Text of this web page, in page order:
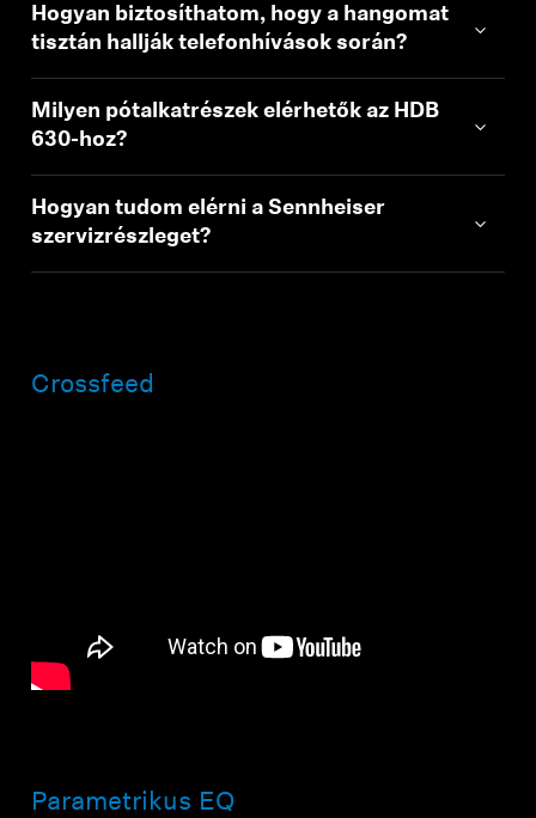
Hogyan biztosíthatom, hogy a hangomat
tisztán hallják telefonhívások során?
Milyen pótalkatrészek elérhetők az HDB
630-hoz?
Hogyan tudom elérni a Sennheiser
szervizrészleget?
Crossfeed
Parametrikus EQ